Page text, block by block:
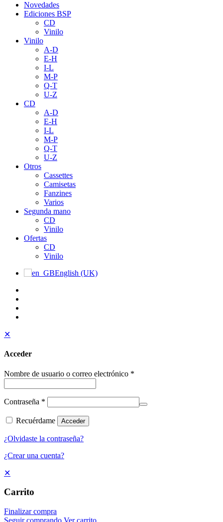
Novedades
Ediciones BSP
CD
Vinilo
Vinilo
A-D
E-H
I-L
M-P
Q-T
U-Z
CD
A-D
E-H
I-L
M-P
Q-T
U-Z
Otros
Cassettes
Camisetas
Fanzines
Varios
Segunda mano
CD
Vinilo
Ofertas
CD
Vinilo
English (UK)
✕
Acceder
Nombre de usuario o correo electrónico *
Contraseña *
Recuérdame Acceder
¿Olvidaste la contraseña?
¿Crear una cuenta?
✕
Carrito
Finalizar compra
Seguir comprando Ver carrito